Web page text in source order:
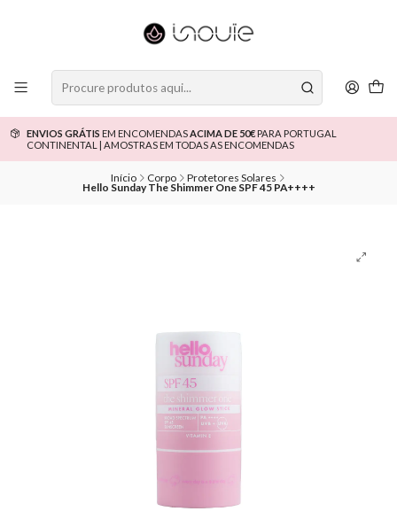
ENVIOS GRÁTIS EM ENCOMENDASACIMA DE 50€PARA PORTUGAL
CONTINENTAL | AMOSTRAS EM TODAS AS ENCOMENDAS
Início Corpo Protetores Solares
Hello Sunday The Shimmer One SPF 45 PA++++